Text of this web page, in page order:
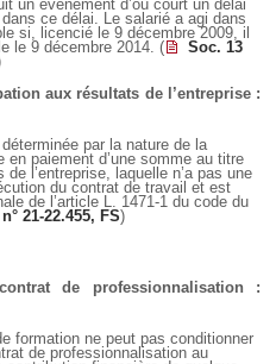
un événement d’où court un délai
ce délai. Le salarié a agi dans
si, licencié le 9 décembre 2009, il
le 9 décembre 2014. (
Soc. 13
aux résultats de l’entreprise :
par la nature de la
paiement d’une somme au titre
l’entreprise, laquelle n’a pas une
du contrat de travail et est
de l’article L. 1471-1 du code du
21-22.455, FS)
de professionnalisation :
formation ne peut pas conditionner
de professionnalisation au